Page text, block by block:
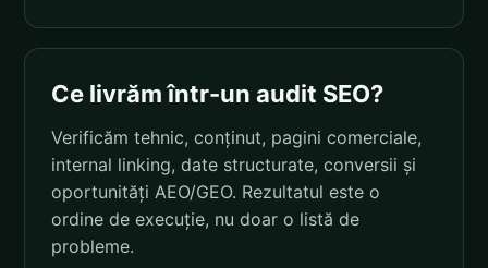
Ce livrăm într-un audit SEO?
Verificăm tehnic, conținut, pagini comerciale,
internal linking, date structurate, conversii și
oportunități AEO/GEO. Rezultatul este o
ordine de execuție, nu doar o listă de
probleme.